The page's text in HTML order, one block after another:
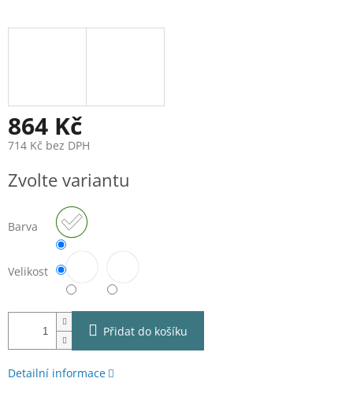
864 Kč
714 Kč bez DPH
cena:
Zvolte variantu
Barva
Velikost
Přidat do košíku
Detailní informace